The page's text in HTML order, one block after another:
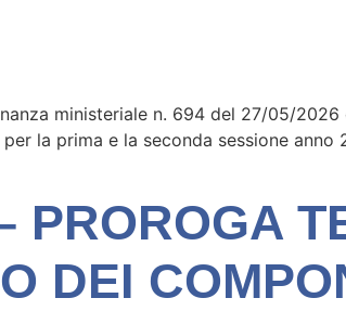
ministeriale n. 694 del 27/05/
la prima e la seconda sessione
PROROGA
DEI